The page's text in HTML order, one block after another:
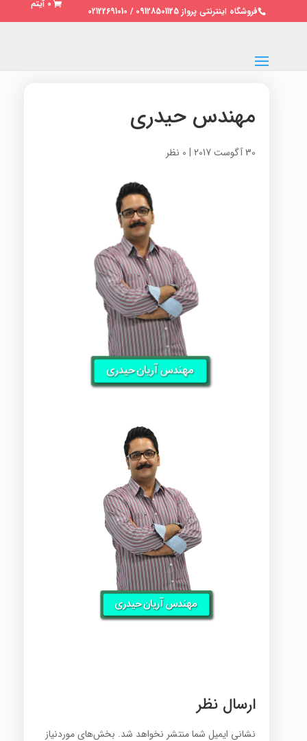
فروشگاه اینترنتی پرواز 09128501125 / 02122691010
0 آیتم
مهندس حیدری
30 آگوست 2017 | 0 نظر
ارسال نظر
نشانی ایمیل شما منتشر نخواهد شد. بخش‌های موردنیاز